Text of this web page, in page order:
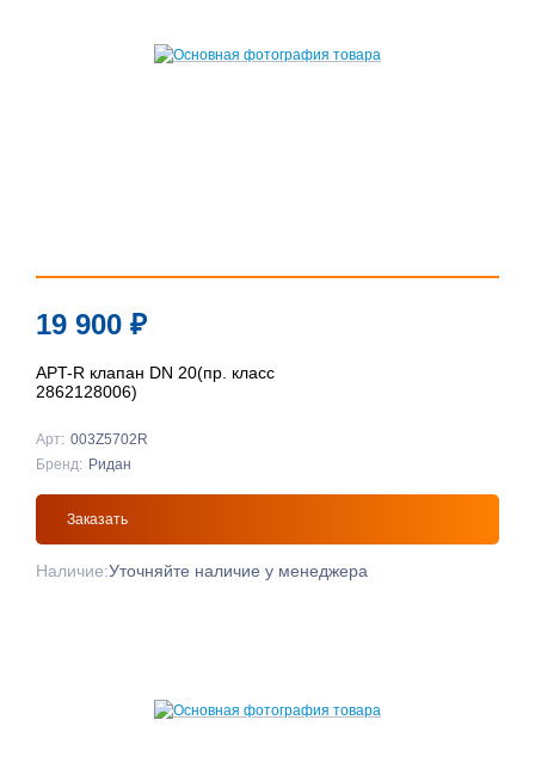
19 900 ₽
APT-R клапан DN 20(пр. класс
2862128006)
Арт: 003Z5702R
Бренд: Ридан
Заказать
Наличие:Уточняйте наличие у менеджера